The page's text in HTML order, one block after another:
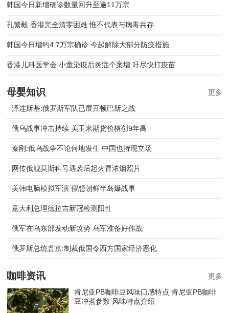
韩国今日新增确诊数量回升至逾11万宗
孔繁毅:香港完全清零困难 惟不代表与病毒共存
韩国今日增约4.7万宗确诊 今起解除大部分防疫措施
香港儿科医学会:小童染疫后炎症个案增 吁尽快打疫苗
母婴知识
泽连斯基:俄罗斯军队已展开顿巴斯之战
俄乌战事冲击持续 美玉米期货价格创9年高
秦刚:俄乌战争不论何地发生 中国也持现立场
网传俄舰莫斯科号遇袭后起火冒浓烟照片
美韩电脑模拟军演 假想朝鲜半岛爆战事
意大利总理德拉吉新冠检测阳性
俄军在乌东部发动新攻势 乌军准备好作战
​俄罗斯总统普京:制裁俄国令西方国家经济恶化
更多
咖啡资讯
肯尼亚PB咖啡豆风味口感特点 肯尼亚PB咖啡
豆冲煮参数 风味特点介绍
更多